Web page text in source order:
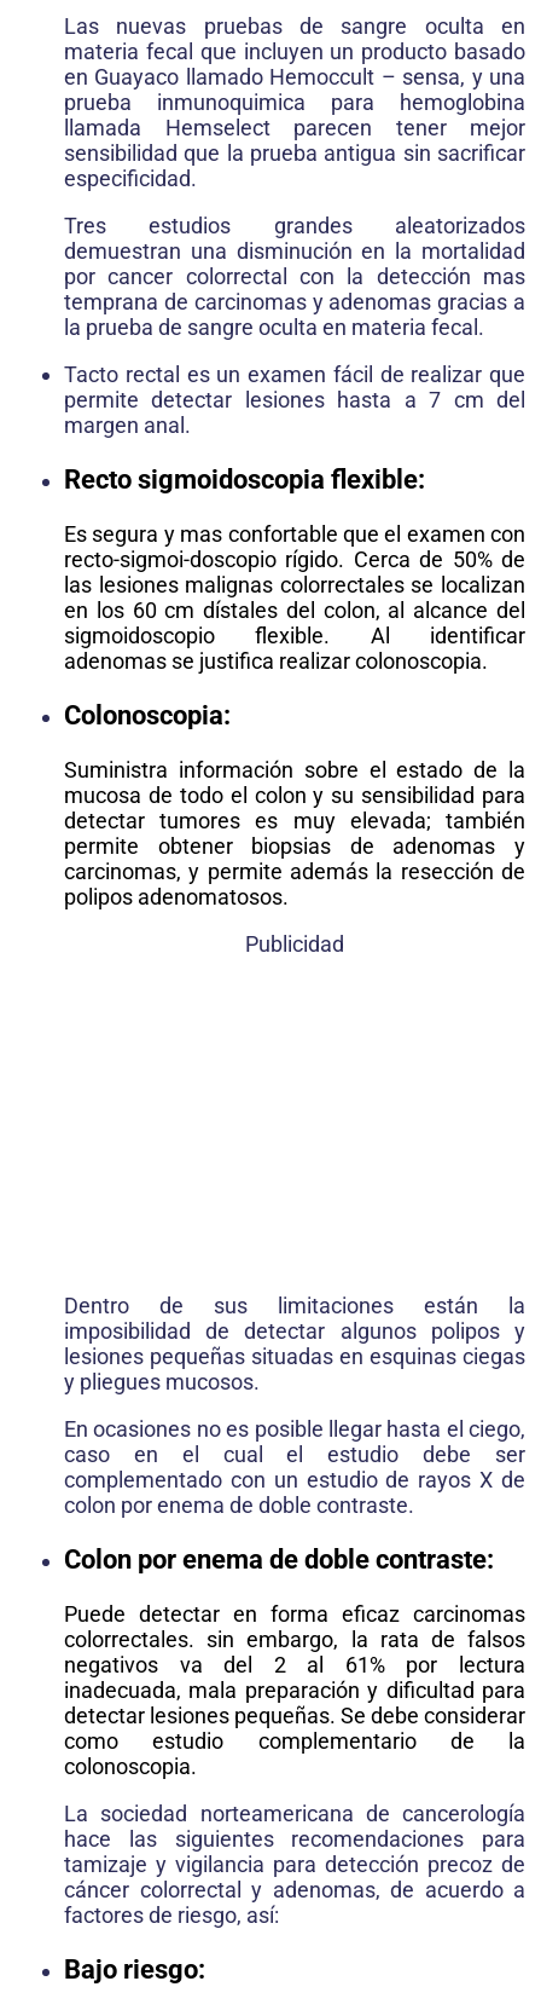
Las nuevas pruebas de sangre oculta en
materia fecal que incluyen un producto basado
en Guayaco llamado Hemoccult – sensa, y una
prueba inmunoquimica para hemoglobina
llamada Hemselect parecen tener mejor
sensibilidad que la prueba antigua sin sacrificar
especificidad.
Tres estudios grandes aleatorizados
demuestran una disminución en la mortalidad
por cancer colorrectal con la detección mas
temprana de carcinomas y adenomas gracias a
la prueba de sangre oculta en materia fecal.
Tacto rectal es un examen fácil de realizar que
permite detectar lesiones hasta a 7 cm del
margen anal.
Recto sigmoidoscopia flexible:
Es segura y mas confortable que el examen con
recto-sigmoi-doscopio rígido. Cerca de 50% de
las lesiones malignas colorrectales se localizan
en los 60 cm dístales del colon, al alcance del
sigmoidoscopio flexible. Al identificar
adenomas se justifica realizar colonoscopia.
Colonoscopia:
Suministra información sobre el estado de la
mucosa de todo el colon y su sensibilidad para
detectar tumores es muy elevada; también
permite obtener biopsias de adenomas y
carcinomas, y permite además la resección de
polipos adenomatosos.
Publicidad
Dentro de sus limitaciones están la
imposibilidad de detectar algunos polipos y
lesiones pequeñas situadas en esquinas ciegas
y pliegues mucosos.
En ocasiones no es posible llegar hasta el ciego,
caso en el cual el estudio debe ser
complementado con un estudio de rayos X de
colon por enema de doble contraste.
Colon por enema de doble contraste:
Puede detectar en forma eficaz carcinomas
colorrectales. sin embargo, la rata de falsos
negativos va del 2 al 61% por lectura
inadecuada, mala preparación y dificultad para
detectar lesiones pequeñas. Se debe considerar
como estudio complementario de la
colonoscopia.
La sociedad norteamericana de cancerología
hace las siguientes recomendaciones para
tamizaje y vigilancia para detección precoz de
cáncer colorrectal y adenomas, de acuerdo a
factores de riesgo, así:
Bajo riesgo: